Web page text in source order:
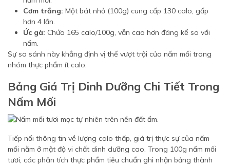
Cơm trắng: Một bát nhỏ (100g) cung cấp 130 calo, gấp
hơn 4 lần.
Ức gà: Chứa 165 calo/100g, vẫn cao hơn đáng kể so với
nấm.
Sự so sánh này khẳng định vị thế vượt trội của nấm mối trong
nhóm thực phẩm ít calo.
Bảng Giá Trị Dinh Dưỡng Chi Tiết Trong
Nấm Mối
Tiếp nối thông tin về lượng calo thấp, giá trị thực sự của nấm
mối nằm ở mật độ vi chất dinh dưỡng cao. Trong 100g nấm mối
tươi, các phân tích thực phẩm tiêu chuẩn ghi nhận bảng thành